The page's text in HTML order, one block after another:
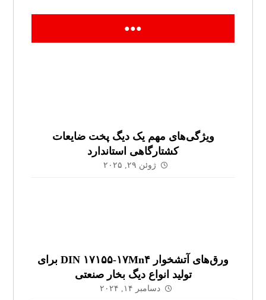
●●●
ویژگی‌های مهم یک دیگ پخت ضایعات
کشتارگاهی استاندارد
ژوئن ۲۹, ۲۰۲۵
ورق‌های آتشخوار DIN ۱۷۱۵۵-۱۷Mn۴ برای
تولید انواع دیگ بخار صنعتی
دسامبر ۱۴, ۲۰۲۴